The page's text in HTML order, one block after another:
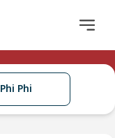
Phi Phi